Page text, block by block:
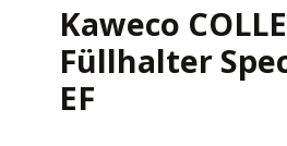
Kaweco
Füllhalter
EF